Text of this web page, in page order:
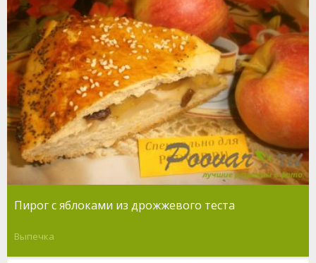
Пирог с яблоками из дрожжевого теста
Выпечка